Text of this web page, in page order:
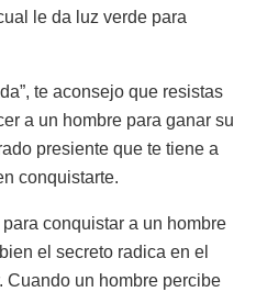
le da luz verde para
te aconsejo que resistas
a un hombre para ganar su
presiente que te tiene a
conquistarte.
conquistar a un hombre
el secreto radica en el
Cuando un hombre percibe